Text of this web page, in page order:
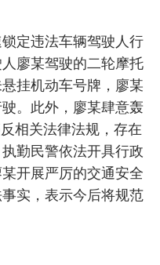
定违法车辆驾驶人行
廖某驾驶的二轮摩托
挂机动车号牌，廖某
。此外，廖某肆意轰
相关法律法规，存在
勤民警依法开具行政
开展严厉的交通安全
实，表示今后将规范